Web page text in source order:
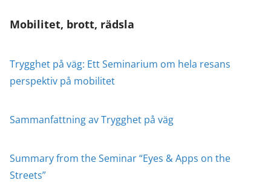
Mobilitet, brott, rädsla
Trygghet på väg: Ett Seminarium om hela resans
perspektiv på mobilitet
Sammanfattning av Trygghet på väg
Summary from the Seminar “Eyes & Apps on the
Streets”